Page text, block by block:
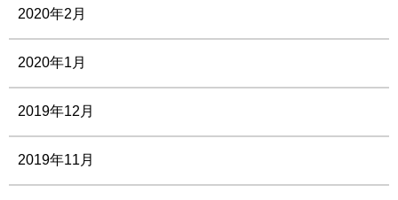
2020年2月
2020年1月
2019年12月
2019年11月